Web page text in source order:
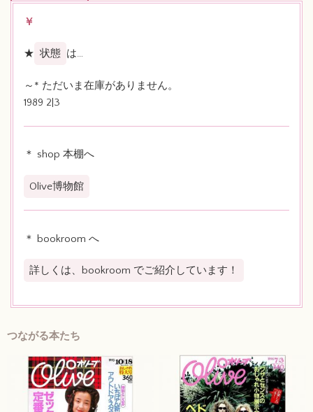
￥
★ 状態 は…
～* ただいま在庫がありません。
1989 2|3
＊ shop 本棚へ
Olive博物館
＊ bookroom へ
詳しくは、bookroom でご紹介しています！
つながる本たち